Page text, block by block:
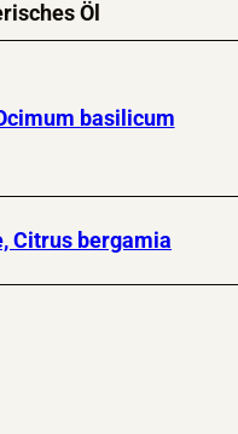
Öl
basilicum
Citrus bergamia